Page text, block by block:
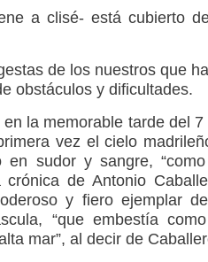
a clisé- está cubierto
de los nuestros que
obstáculos y dificultades.
la memorable tarde del
vez el cielo
en sudor y sangre,
de Antonio
y fiero ejemplar
“que embestía
mar”, al decir de